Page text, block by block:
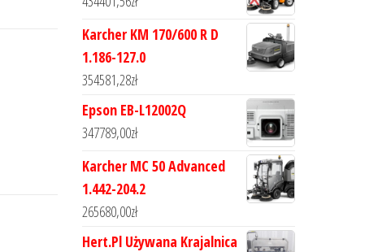
Karcher KM 170/600 R D
1.186-127.0
354581,28zł
Epson EB-L12002Q
347789,00zł
Karcher MC 50 Advanced
1.442-204.2
265680,00zł
Hert.Pl Używana Krajalnica